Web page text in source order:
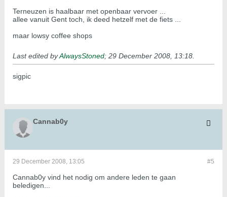
Terneuzen is haalbaar met openbaar vervoer ...
allee vanuit Gent toch, ik deed hetzelf met de fiets ...
maar lowsy coffee shops
Last edited byAlwaysStoned; 29 December 2008, 13:18
sigpic
Cannab0y
#5
29 December 2008, 13:05
Cannab0y vind het nodig om andere leden te gaan
beledigen...